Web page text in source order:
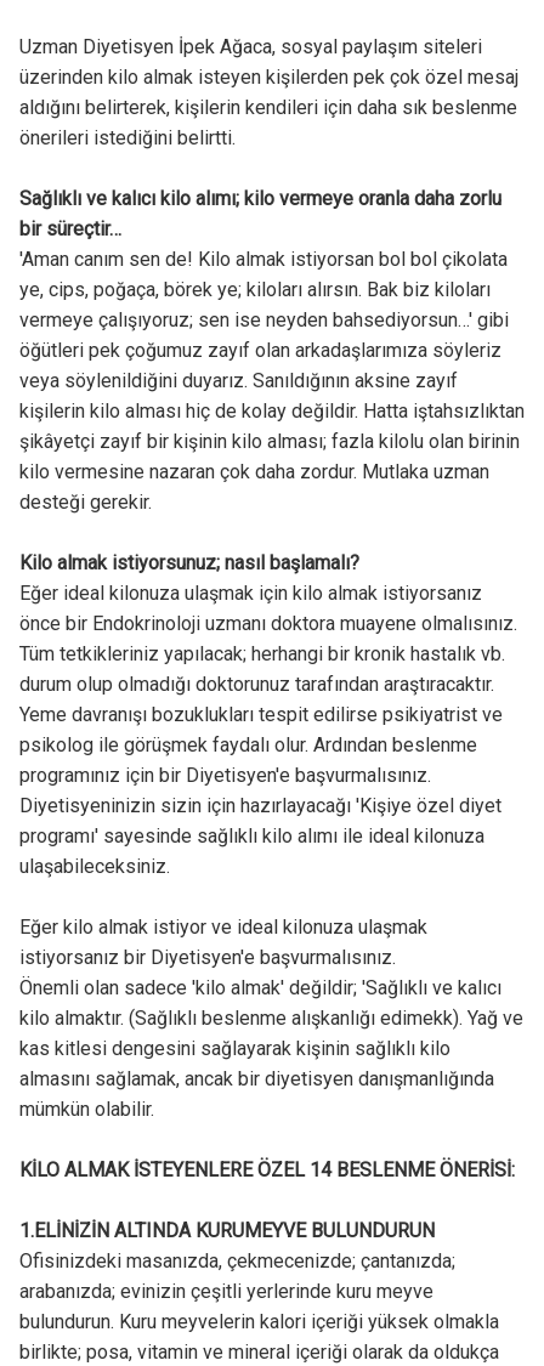
Uzman Diyetisyen İpek Ağaca, sosyal paylaşım siteleri
üzerinden kilo almak isteyen kişilerden pek çok özel mesaj
aldığını belirterek, kişilerin kendileri için daha sık beslenme
önerileri istediğini belirtti.
Sağlıklı ve kalıcı kilo alımı; kilo vermeye oranla daha zorlu
bir süreçtir…
'Aman canım sen de! Kilo almak istiyorsan bol bol çikolata
ye, cips, poğaça, börek ye; kiloları alırsın. Bak biz kiloları
vermeye çalışıyoruz; sen ise neyden bahsediyorsun…' gibi
öğütleri pek çoğumuz zayıf olan arkadaşlarımıza söyleriz
veya söylenildiğini duyarız. Sanıldığının aksine zayıf
kişilerin kilo alması hiç de kolay değildir. Hatta iştahsızlıktan
şikâyetçi zayıf bir kişinin kilo alması; fazla kilolu olan birinin
kilo vermesine nazaran çok daha zordur. Mutlaka uzman
desteği gerekir.
Kilo almak istiyorsunuz; nasıl başlamalı?
Eğer ideal kilonuza ulaşmak için kilo almak istiyorsanız
önce bir Endokrinoloji uzmanı doktora muayene olmalısınız.
Tüm tetkikleriniz yapılacak; herhangi bir kronik hastalık vb.
durum olup olmadığı doktorunuz tarafından araştıracaktır.
Yeme davranışı bozuklukları tespit edilirse psikiyatrist ve
psikolog ile görüşmek faydalı olur. Ardından beslenme
programınız için bir Diyetisyen'e başvurmalısınız.
Diyetisyeninizin sizin için hazırlayacağı 'Kişiye özel diyet
programı' sayesinde sağlıklı kilo alımı ile ideal kilonuza
ulaşabileceksiniz.
Eğer kilo almak istiyor ve ideal kilonuza ulaşmak
istiyorsanız bir Diyetisyen'e başvurmalısınız.
Önemli olan sadece 'kilo almak' değildir; 'Sağlıklı ve kalıcı
kilo almaktır. (Sağlıklı beslenme alışkanlığı edimekk). Yağ ve
kas kitlesi dengesini sağlayarak kişinin sağlıklı kilo
almasını sağlamak, ancak bir diyetisyen danışmanlığında
mümkün olabilir.
KİLO ALMAK İSTEYENLERE ÖZEL 14 BESLENME ÖNERİSİ:
1.ELİNİZİN ALTINDA KURUMEYVE BULUNDURUN
Ofisinizdeki masanızda, çekmecenizde; çantanızda;
arabanızda; evinizin çeşitli yerlerinde kuru meyve
bulundurun. Kuru meyvelerin kalori içeriği yüksek olmakla
birlikte; posa, vitamin ve mineral içeriği olarak da oldukça